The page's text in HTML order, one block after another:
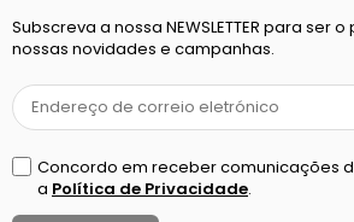
Subscreva a nossa NEWSLETTER para ser
nossas novidades e campanhas.
Concordo em receber comunicações
a Política de Privacidade.